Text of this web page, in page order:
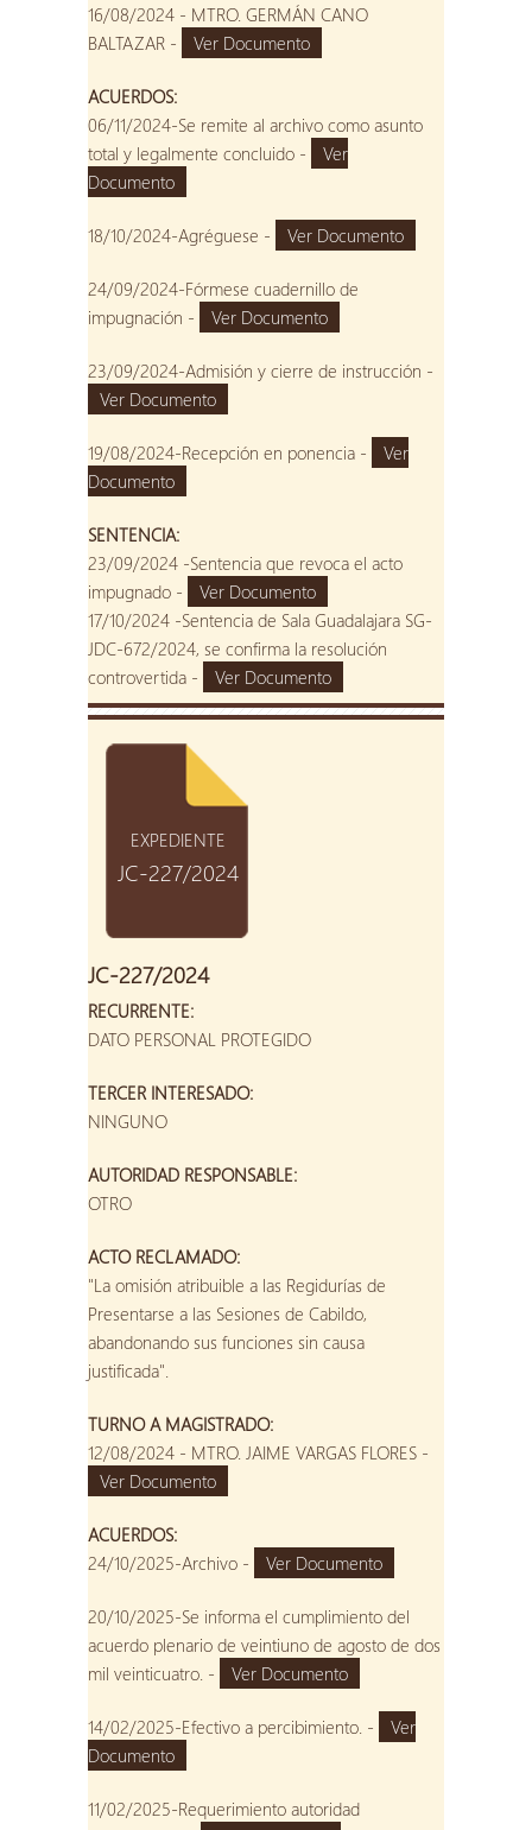
16/08/2024 - MTRO. GERMÁN CANO
BALTAZAR -
Ver Documento
ACUERDOS:
06/11/2024-Se remite al archivo como asunto
total y legalmente concluido -
Ver
Documento
18/10/2024-Agréguese - Ver Documento
24/09/2024-Fórmese cuadernillo de
impugnación -
Ver Documento
23/09/2024-Admisión y cierre de instrucción -
Ver Documento
19/08/2024-Recepción en ponencia -
Ver
Documento
SENTENCIA:
23/09/2024 -Sentencia que revoca el acto
impugnado -
Ver Documento
17/10/2024 -Sentencia de Sala Guadalajara SG-
JDC-672/2024, se confirma la resolución
controvertida -
Ver Documento
EXPEDIENTE
JC-227/2024
JC-227/2024
RECURRENTE:
DATO PERSONAL PROTEGIDO
TERCER INTERESADO:
NINGUNO
AUTORIDAD RESPONSABLE:
OTRO
ACTO RECLAMADO:
"La omisión atribuible a las Regidurías de
Presentarse a las Sesiones de Cabildo,
abandonando sus funciones sin causa
justificada".
TURNO A MAGISTRADO:
12/08/2024 - MTRO. JAIME VARGAS FLORES -
Ver Documento
ACUERDOS:
24/10/2025-Archivo -
Ver Documento
20/10/2025-Se informa el cumplimiento del
acuerdo plenario de veintiuno de agosto de dos
mil veinticuatro. -
Ver Documento
14/02/2025-Efectivo a percibimiento. -
Ver
Documento
11/02/2025-Requerimiento autoridad